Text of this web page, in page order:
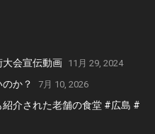
大会宣伝動画 11月 29, 2024
か？ 7月 10, 2026
紹介された老舗の食堂 #広島 #